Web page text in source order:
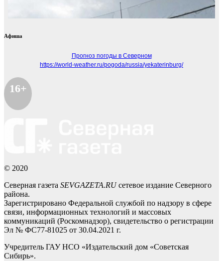
Афиша
Прогноз погоды в Северном
https://world-weather.ru/pogoda/russia/yekaterinburg/
16+
© 2020
Северная газета SEVGAZETA.RUсетевое издание Северного
района.
Зарегистрировано Федеральной службой по надзору в сфере
связи, информационных технологий и массовых
коммуникаций (Роскомнадзор), свидетельство о регистрации
Эл № ФС77-81025 от 30.04.2021 г.
Учредитель ГАУ НСО «Издательский дом «Советская
Сибирь».